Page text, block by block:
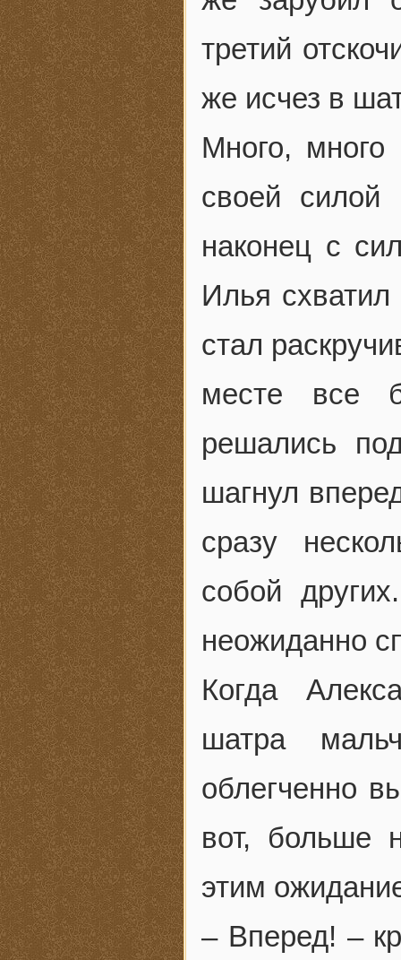
третий
же исчез в
Много,
своей силой
наконец с
Илья
стал
месте все
решались
шагнул
сразу
собой
неожиданно
Когда
шатра
облегченно
вот, больше
этим
– Вперед! –